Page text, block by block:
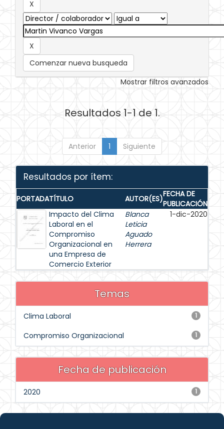
Comenzar nueva busqueda
Mostrar filtros avanzados
Resultados 1-1 de 1.
Anterior 1 Siguiente
Resultados por ítem:
PORTADATÍTULO AUTOR(ES)FECHA DE
PUBLICACIÓN
Impacto del Clima
Laboral en el
Compromiso
Organizacional en
una Empresa de
Comercio Exterior
Blanca
Leticia
Aguado
Herrera
1-dic-2020
Temas
1
Clima Laboral
1
Compromiso Organizacional
Fecha de publicación
1
2020